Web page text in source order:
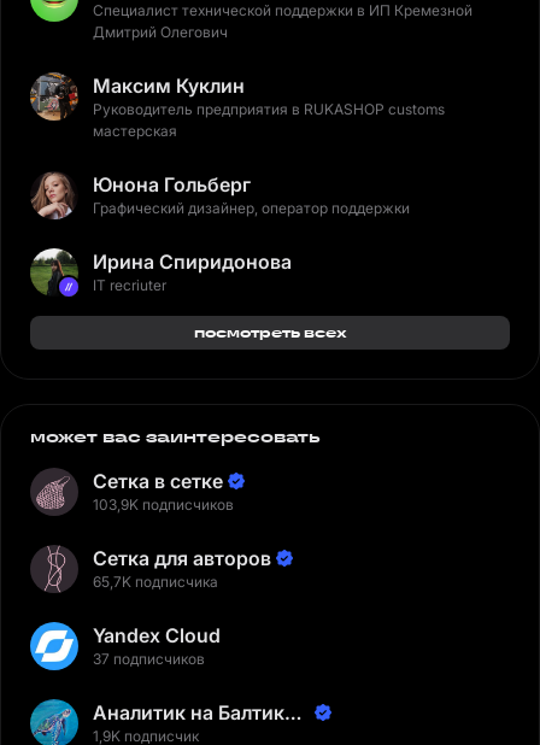
Специалист технической поддержки в ИП Кремезной
Дмитрий Олегович
Максим Куклин
Руководитель предприятия в RUKASHOP customs
мастерская
Юнона Гольберг
Графический дизайнер, оператор поддержки
Ирина Спиридонова
IT recriuter
посмотреть всех
может вас заинтересовать
Сетка в сетке
103,9K подписчиков
Сетка для авторов
65,7K подписчика
Yandex Cloud
37 подписчиков
Аналитик на Балтике |
Неверов Станислав
1,9K подписчик